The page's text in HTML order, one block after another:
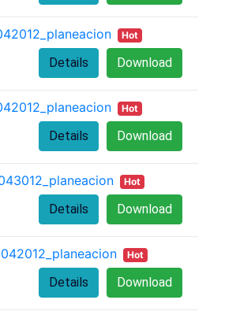
Hot
Download
Details
Hot
Download
Details
Hot
Download
Details
Hot
Download
Details